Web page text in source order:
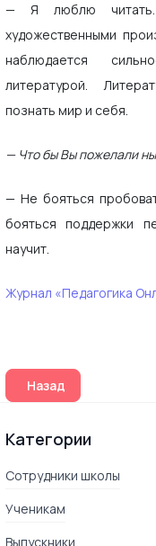
— Я люблю читать.
художественными
наблюдается
литературой.
познать мир и себя.
— Что бы Вы пожелали
— Не бояться
бояться поддержки
научит.
Журнал «Педагогика
Предыдущий:
Назад
Категории
Сотрудники школы
Ученикам
Выпускники